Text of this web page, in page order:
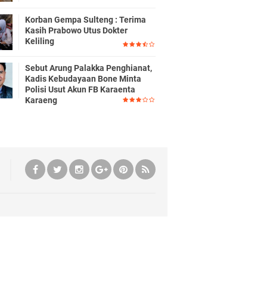
Korban Gempa Sulteng : Terima
Kasih Prabowo Utus Dokter
Keliling
Sebut Arung Palakka Penghianat,
Kadis Kebudayaan Bone Minta
Polisi Usut Akun FB Karaenta
Karaeng